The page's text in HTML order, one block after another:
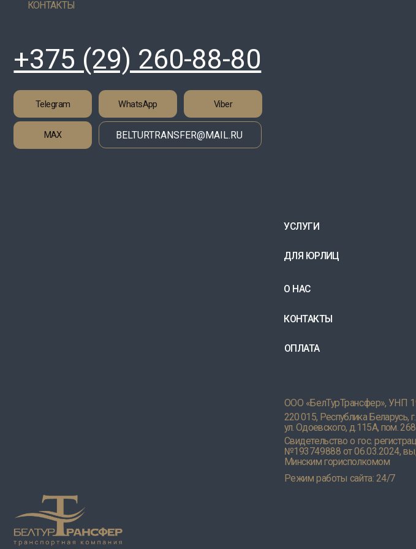
УСЛУГИ
ДЛЯ ЮРЛИЦ
ОПЛАТА
Telegram
220 015, Республика Беларусь, г. Минск,
ул. Одоевского, д.115А, пом. 268
Положение о политике в
отношении обработки cookie
№193749888 от 06.03.2024, выдано
Минским горисполкомом